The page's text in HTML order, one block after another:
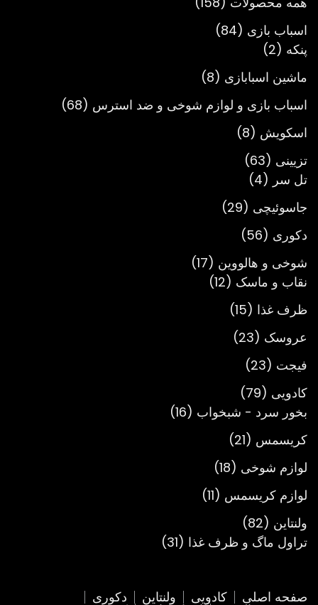
اسباب بازی 84
84
پنکه 2
2
محصول
ماشین اسبابازی 8
8
اسباب بازی و لوازم شوخی و ضد استرس 68
68
اسکویش 8
8
تزیینی 63
63
محصول
تل سر 4
4
محصول
جاسوئیچی 29
29
دکوری 56
56
محصول
شوخی و هالووین 17
17
نقاب و ماسک 12
12
ظرف غذا 15
15
محصول
عروسک 23
23
فیجت 23
23
محصول
کادویی 79
79
محصول
بخور سرد - شبخواب 16
16
کریسمس 21
21
محصول
لوازم شوخی 18
18
محصول
لوازم کریسمس 11
11
ولنتاین 82
82
محصول
تراول ماگ و ظرف غذا 31
31
صفحه اصلی کادویی ولنتاین دکوری